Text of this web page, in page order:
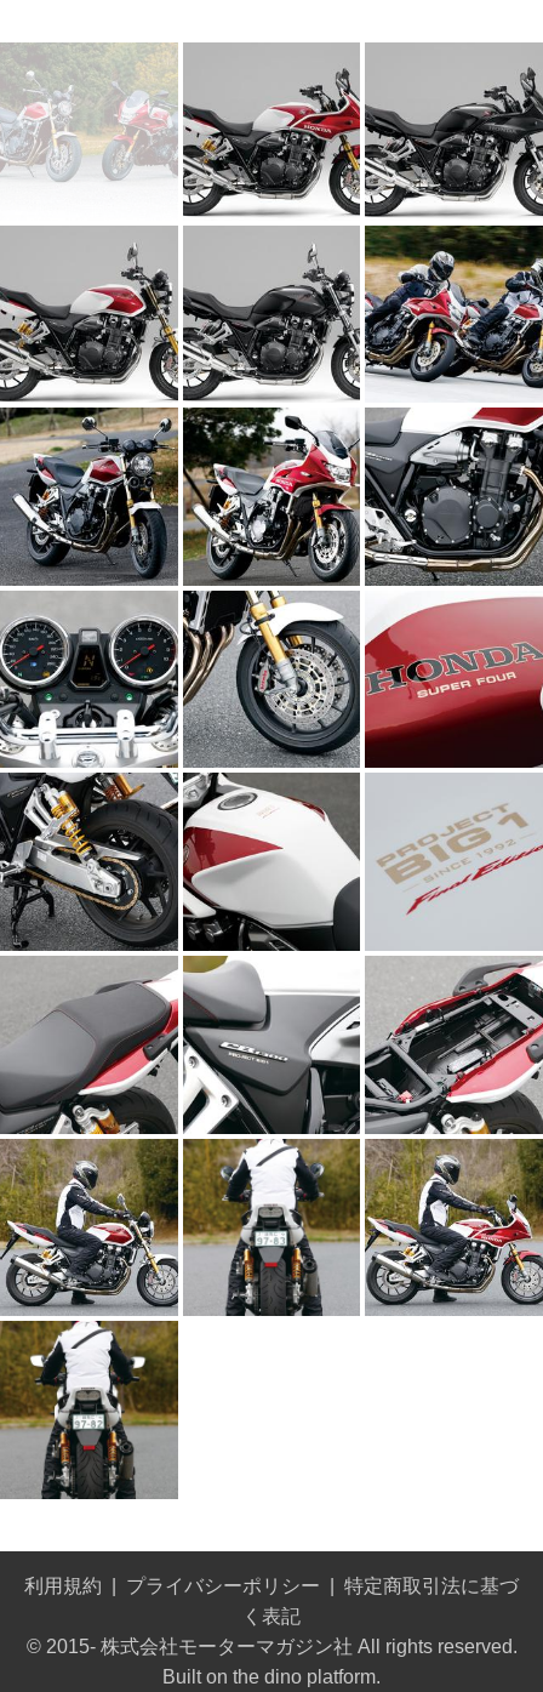
利用規約 プライバシーポリシー
特定商取引法に基づ
く表記
© 2015- 株式会社モーターマガジン社 All rights reserved.
Built on the dino platform.